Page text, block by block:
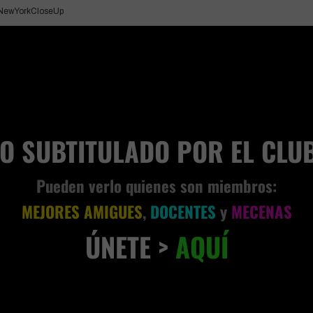
SUBTITULADO POR EL
Pueden verlo quienes son miembros:
MEJORES AMIGUES, DOCENTES y MECENAS
ÚNETE > AQUÍ